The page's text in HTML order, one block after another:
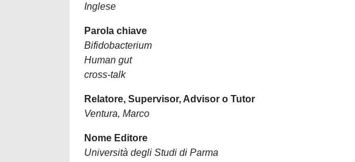
Inglese
Parola chiave
Bifidobacterium
Human gut
cross-talk
Relatore, Supervisor, Advisor o Tutor
Ventura, Marco
Nome Editore
Università degli Studi di Parma